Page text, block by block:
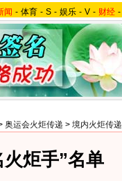
闻 - 体育 - S - 娱乐 - V - 财经 -
奥运会火炬传递 > 境内火炬传递
炬手”名单